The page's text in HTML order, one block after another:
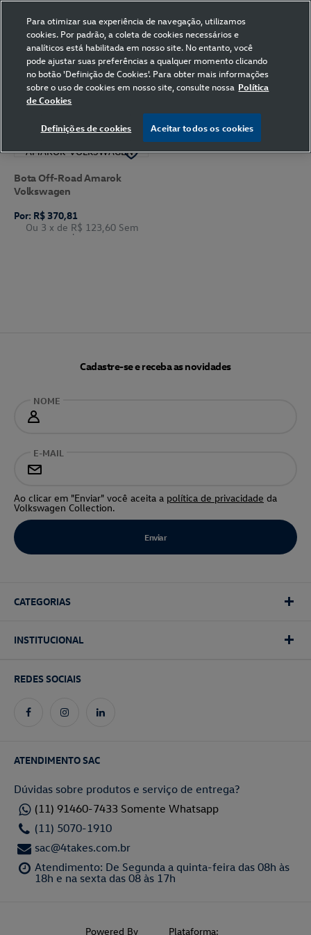
Home Volkswagen 37 Bege
FILTRAR
Bota Off-Road Amarok
Volkswagen
Por: R$ 370,81
Ou 3 x de R$ 123,60 Sem
Juros
Cadastre-se e receba as novidades
NOME
E-MAIL
Ao clicar em "Enviar" você aceita a política de privacidade da
Volkswagen Collection.
CATEGORIAS
INSTITUCIONAL
REDES SOCIAIS
ATENDIMENTO SAC
Dúvidas sobre produtos e serviço de entrega?
(11) 91460-7433 Somente Whatsapp
(11) 5070-1910
sac@4takes.com.br
Atendimento: De Segunda a quinta-feira das 08h às
18h e na sexta das 08 às 17h
Powered By Plataforma:
Para otimizar sua experiência de navegação, utilizamos
cookies. Por padrão, a coleta de cookies necessários e
analíticos está habilitada em nosso site. No entanto, você
pode ajustar suas preferências a qualquer momento clicando
no botão 'Definição de Cookies'. Para obter mais informações
sobre o uso de cookies em nosso site, consulte nossa Política
de Cookies
Definições de cookies Aceitar todos os cookies